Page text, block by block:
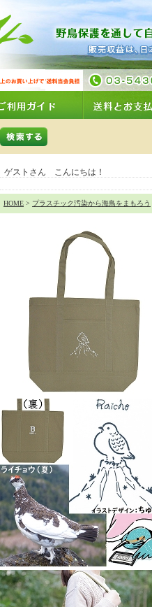
ゲストさん こんにちは！
HOME > プラスチック汚染から海鳥をまもろう